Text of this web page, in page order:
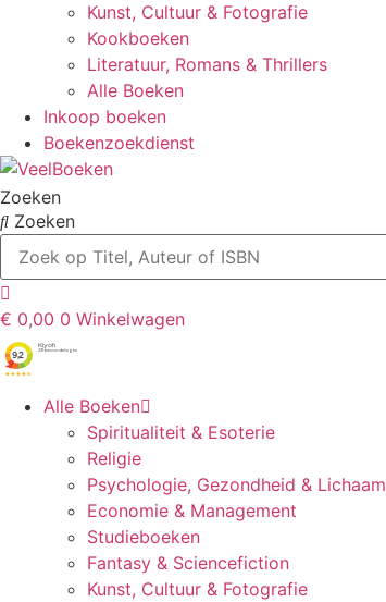
Kunst, Cultuur & Fotografie
Kookboeken
Literatuur, Romans & Thrillers
Alle Boeken
Inkoop boeken
Boekenzoekdienst
Zoeken
Zoeken
€ 0,00 0 Winkelwagen
Alle Boeken
Spiritualiteit & Esoterie
Religie
Psychologie, Gezondheid & Lichaam
Economie & Management
Studieboeken
Fantasy & Sciencefiction
Kunst, Cultuur & Fotografie